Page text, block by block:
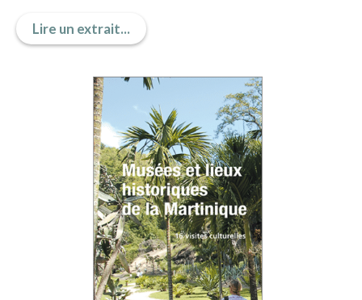
NATURE & ENVIRONNEMENT
PHOTOGRAPHIE & TOURISME
IMAGES D’ANTAN
LITTÉRATURE
HORS COLLECTION
ACTUALITÉS
LA MAISON
Lire un extrait...